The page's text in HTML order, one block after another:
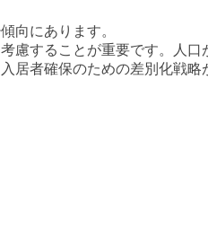
向にあります。
慮することが重要です。人
居者確保のための差別化戦略